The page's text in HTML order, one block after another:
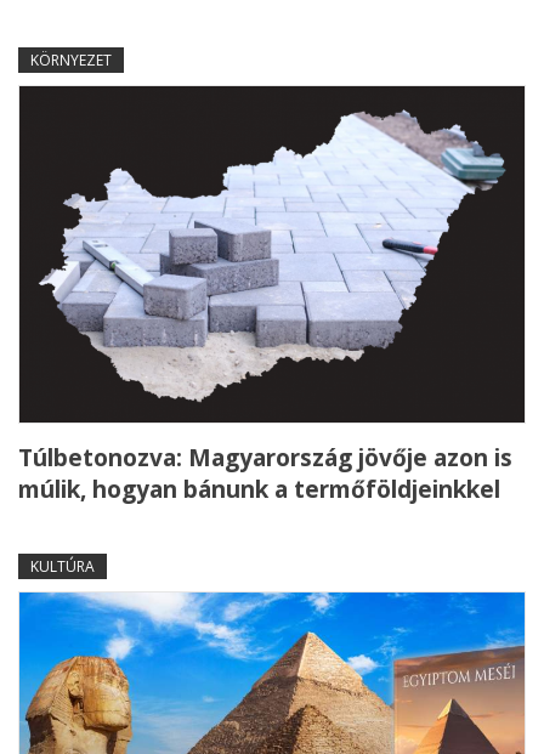
KÖRNYEZET
Túlbetonozva: Magyarország jövője azon is
múlik, hogyan bánunk a termőföldjeinkkel
KULTÚRA